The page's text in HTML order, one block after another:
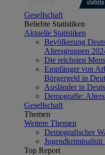
Gesellschaft
Beliebte Statistiken
Aktuelle Statistiken
Bevölkerung
Altersgruppen
Die reichsten
Empfänger von
Bürgergeld in
Ausländer in
Demografie:
Gesellschaft
Themen
Weitere Themen
Demografischer
Top Report